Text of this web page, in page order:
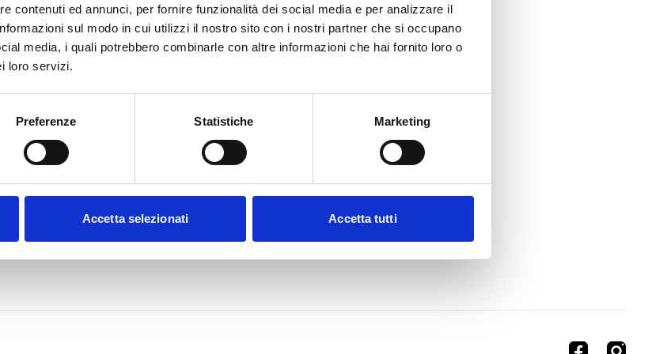
contenuti ed annunci, per fornire funzionalità dei social media e per analizzare il
sul modo in cui utilizzi il nostro sito con i nostri partner che si occupano
media, i quali potrebbero combinarle con altre informazioni che hai fornito loro o
loro servizi.
Preferenze Statistiche Marketing
Accetta selezionati Accetta tutti